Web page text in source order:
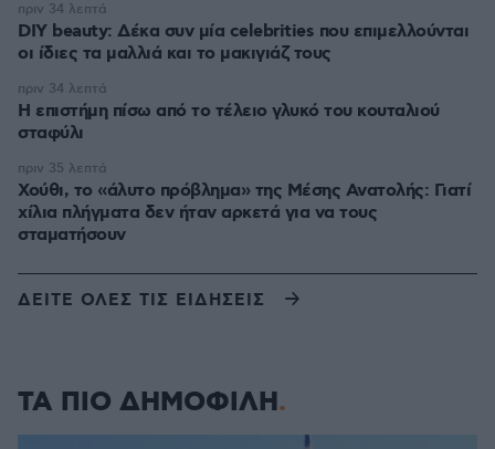
DIY beauty: Δέκα συν μία celebrities που επιμελλούνται
οι ίδιες τα μαλλιά και το μακιγιάζ τους
πριν 34 λεπτά
Η επιστήμη πίσω από το τέλειο γλυκό του κουταλιού
σταφύλι
πριν 34 λεπτά
Χούθι, το «άλυτο πρόβλημα» της Μέσης Ανατολής: Γιατί
χίλια πλήγματα δεν ήταν αρκετά για να τους
σταματήσουν
πριν 35 λεπτά
ΔΕΙΤΕ ΟΛΕΣ ΤΙΣ ΕΙΔΗΣΕΙΣ
ΤΑ ΠΙΟ ΔΗΜΟΦΙΛΗ